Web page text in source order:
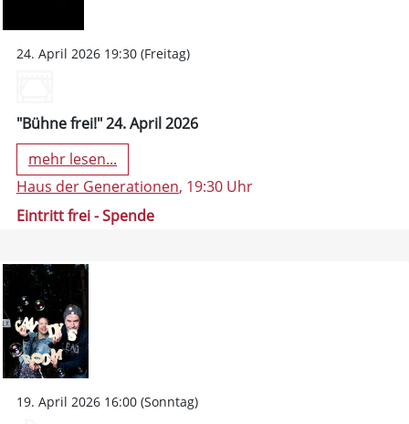
24. April 2026 19:30 (Freitag)
"Bühne frei!" 24. April 2026
mehr lesen...
Haus der Generationen, 19:30 Uhr
Eintritt frei - Spende
19. April 2026 16:00 (Sonntag)